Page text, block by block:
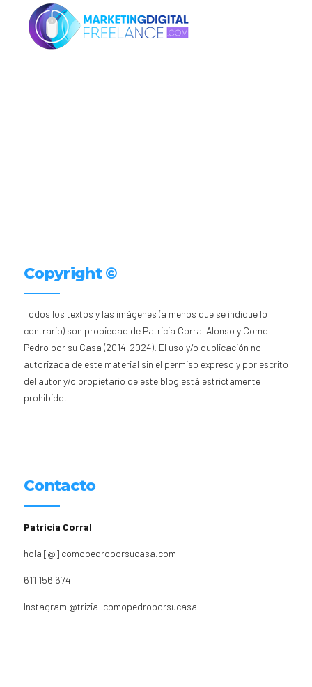
Copyright ©
Todos los textos y las imágenes (a menos que se indique lo
contrario) son propiedad de Patricia Corral Alonso y Como
Pedro por su Casa (2014-2024). El uso y/o duplicación no
autorizada de este material sin el permiso expreso y por escrito
del autor y/o propietario de este blog está estrictamente
prohibido.
Contacto
Patricia Corral
hola [@] comopedroporsucasa.com
611 156 674
Instagram @trizia_comopedroporsucasa